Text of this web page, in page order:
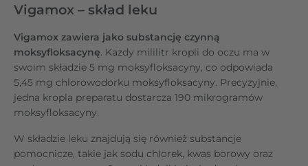
Vigamox – skład leku
Vigamox zawiera jako substancję czynną
moksyfloksacynę. Każdy mililitr kropli do oczu ma w
swoim składzie 5 mg moksyfloksacyny, co odpowiada
5,45 mg chlorowodorku moksyfloksacyny. Precyzyjnie,
jedna kropla preparatu dostarcza 190 mikrogramów
moksyfloksacyny.
W składzie leku znajdują się również substancje
pomocnicze, takie jak sodu chlorek, kwas borowy oraz